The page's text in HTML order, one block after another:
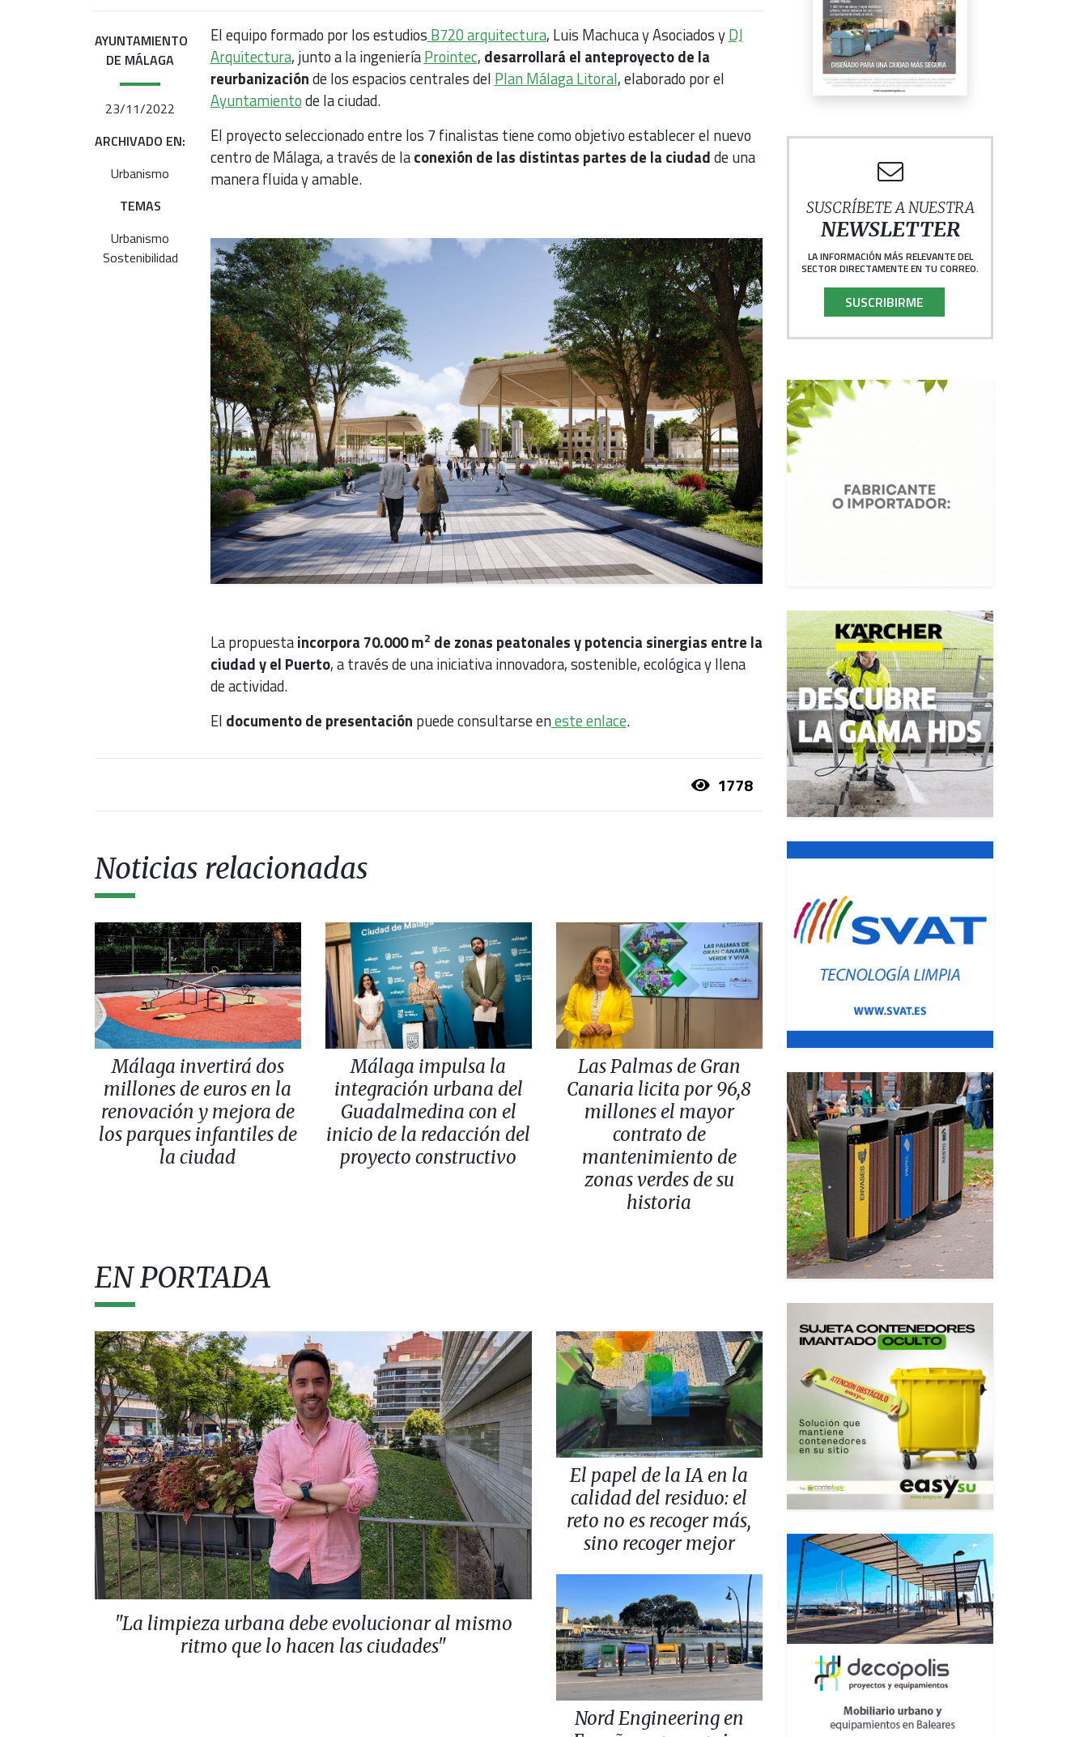
AYUNTAMIENTO
DE MÁLAGA
23/11/2022
ARCHIVADO EN:
Urbanismo
TEMAS
Urbanismo
Sostenibilidad
El equipo formado por los estudios B720 arquitectura, Luis Machuca y Asociados yDJ
Arquitectura, junto a la ingenieríaProintec, desarrollará el anteproyecto de la
reurbanizaciónde los espacios centrales del Plan Málaga Litoral, elaborado por el
Ayuntamientode la ciudad.
El proyecto seleccionado entre los 7 finalistas tiene como objetivo establecer el nuevo
centro de Málaga, a través de laconexión de las distintas partes de la ciudadde una
manera fluida y amable.
La propuestaincorpora 70.000 m2 de zonas peatonales y potencia sinergias entre la
ciudad y el Puerto, a través de una iniciativa innovadora, sostenible, ecológica y llena
de actividad.
El documento de presentación puede consultarse eneste enlace.
1778
Noticias relacionadas
Málaga invertirá dos
millones de euros en la
renovación y mejora de
los parques infantiles de
la ciudad
Málaga impulsa la
integración urbana del
Guadalmedina con el
inicio de la redacción del
proyecto constructivo
Las Palmas de Gran
Canaria licita por 96,8
millones el mayor
contrato de
mantenimiento de
zonas verdes de su
historia
EN PORTADA
"La limpieza urbana debe evolucionar al mismo
ritmo que lo hacen las ciudades"
El papel de la IA en la
calidad del residuo: el
reto no es recoger más,
sino recoger mejor
Nord Engineering en
SUSCRÍBETE A NUESTRA
NEWSLETTER
LA INFORMACIÓN MÁS RELEVANTE DEL
SECTOR DIRECTAMENTE EN TU CORREO.
SUSCRIBIRME